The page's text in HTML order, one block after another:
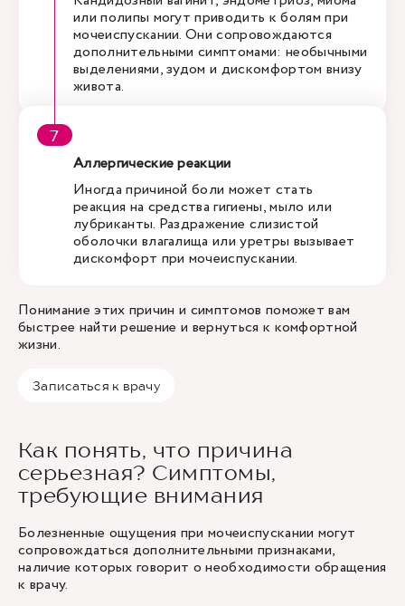
или полипы могут приводить к болям при
мочеиспускании. Они сопровождаются
дополнительными симптомами: необычными
выделениями, зудом и дискомфортом внизу
живота.
Аллергические реакции
Иногда причиной боли может стать
реакция на средства гигиены, мыло или
лубриканты. Раздражение слизистой
оболочки влагалища или уретры вызывает
дискомфорт при мочеиспускании.
Понимание этих причин и симптомов поможет вам
быстрее найти решение и вернуться к комфортной
жизни.
Записаться к врачу
Как понять, что причина
серьезная? Симптомы,
требующие внимания
Болезненные ощущения при мочеиспускании могут
сопровождаться дополнительными признаками,
наличие которых говорит о необходимости обращения
к врачу.